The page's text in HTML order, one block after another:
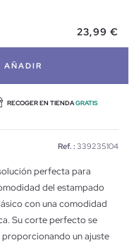
23,99 €
AÑADIR
RECOGER EN TIENDAGRATIS
Ref. : 339235104
perfecta para
del estampado
con una comodidad
Su corte perfecto se
un ajuste